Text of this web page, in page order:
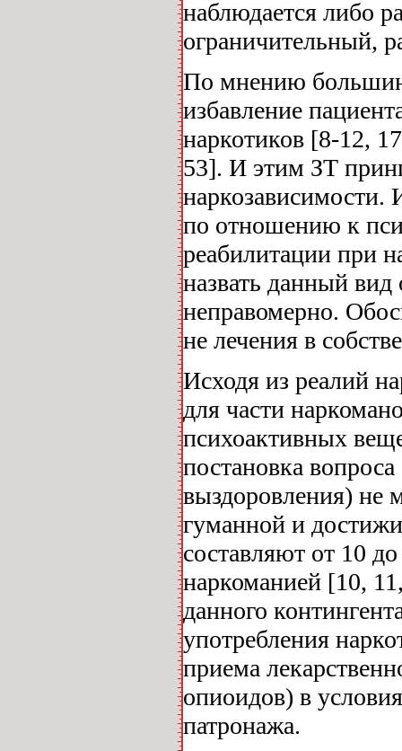
наблюдается либо
ограничительный,
По мнению
избавление
наркотиков [8-12,
53]. И этим ЗТ
наркозависимости.
по отношению к
реабилитации при
назвать данный
неправомерно.
не лечения в
Исходя из реалий
для части
психоактивных
постановка
выздоровления) не
гуманной и
составляют от 10
наркоманией [10,
данного
употребления
приема
опиоидов) в
патронажа.